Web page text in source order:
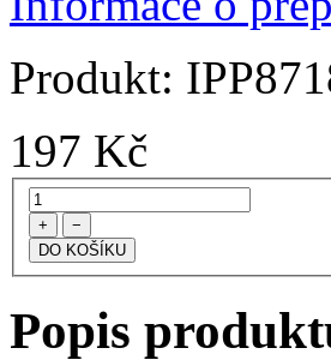
Produkt:
197 Kč
+ −
Popis